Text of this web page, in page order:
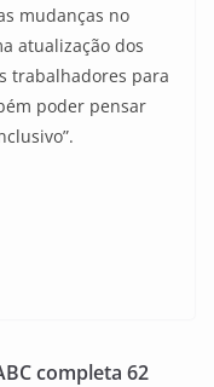
mudanças no
atualização dos
trabalhadores para
poder pensar
completa 62